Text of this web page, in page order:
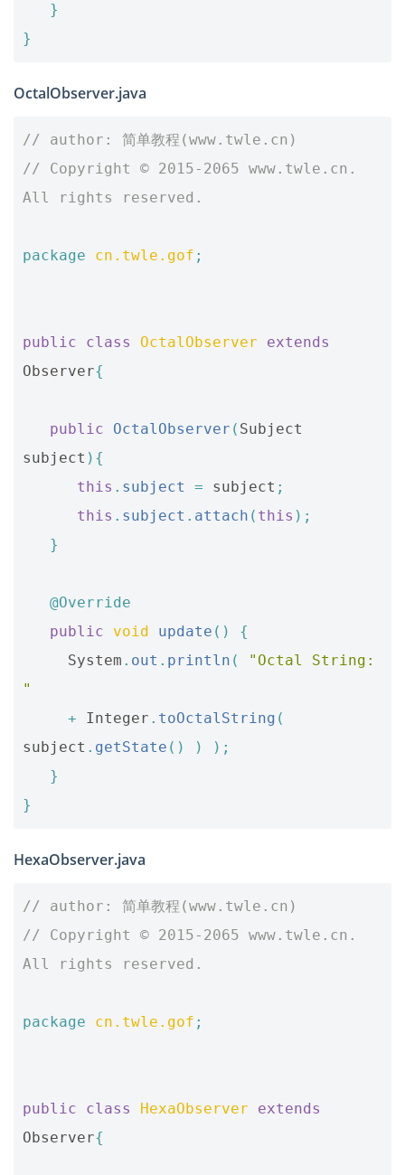
}
}
OctalObserver.java
// author: 简单教程(www.twle.cn)
// Copyright © 2015-2065 www.twle.cn.
All rights reserved.
package cn.twle.gof ;
public class OctalObserver
extends
Observer{
public OctalObserver ( Subject
subject ){
this . subject = subject ;
this . subject . attach ( this );
}
@Override
public
void update ()
{
System . out . println (
"Octal String:
"
+
Integer . toOctalString (
subject . getState () )
);
}
}
HexaObserver.java
// author: 简单教程(www.twle.cn)
// Copyright © 2015-2065 www.twle.cn.
All rights reserved.
package cn.twle.gof ;
public class HexaObserver
extends
Observer{